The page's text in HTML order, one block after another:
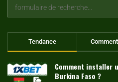
Tendance
Comment installer
Burkina Faso ?